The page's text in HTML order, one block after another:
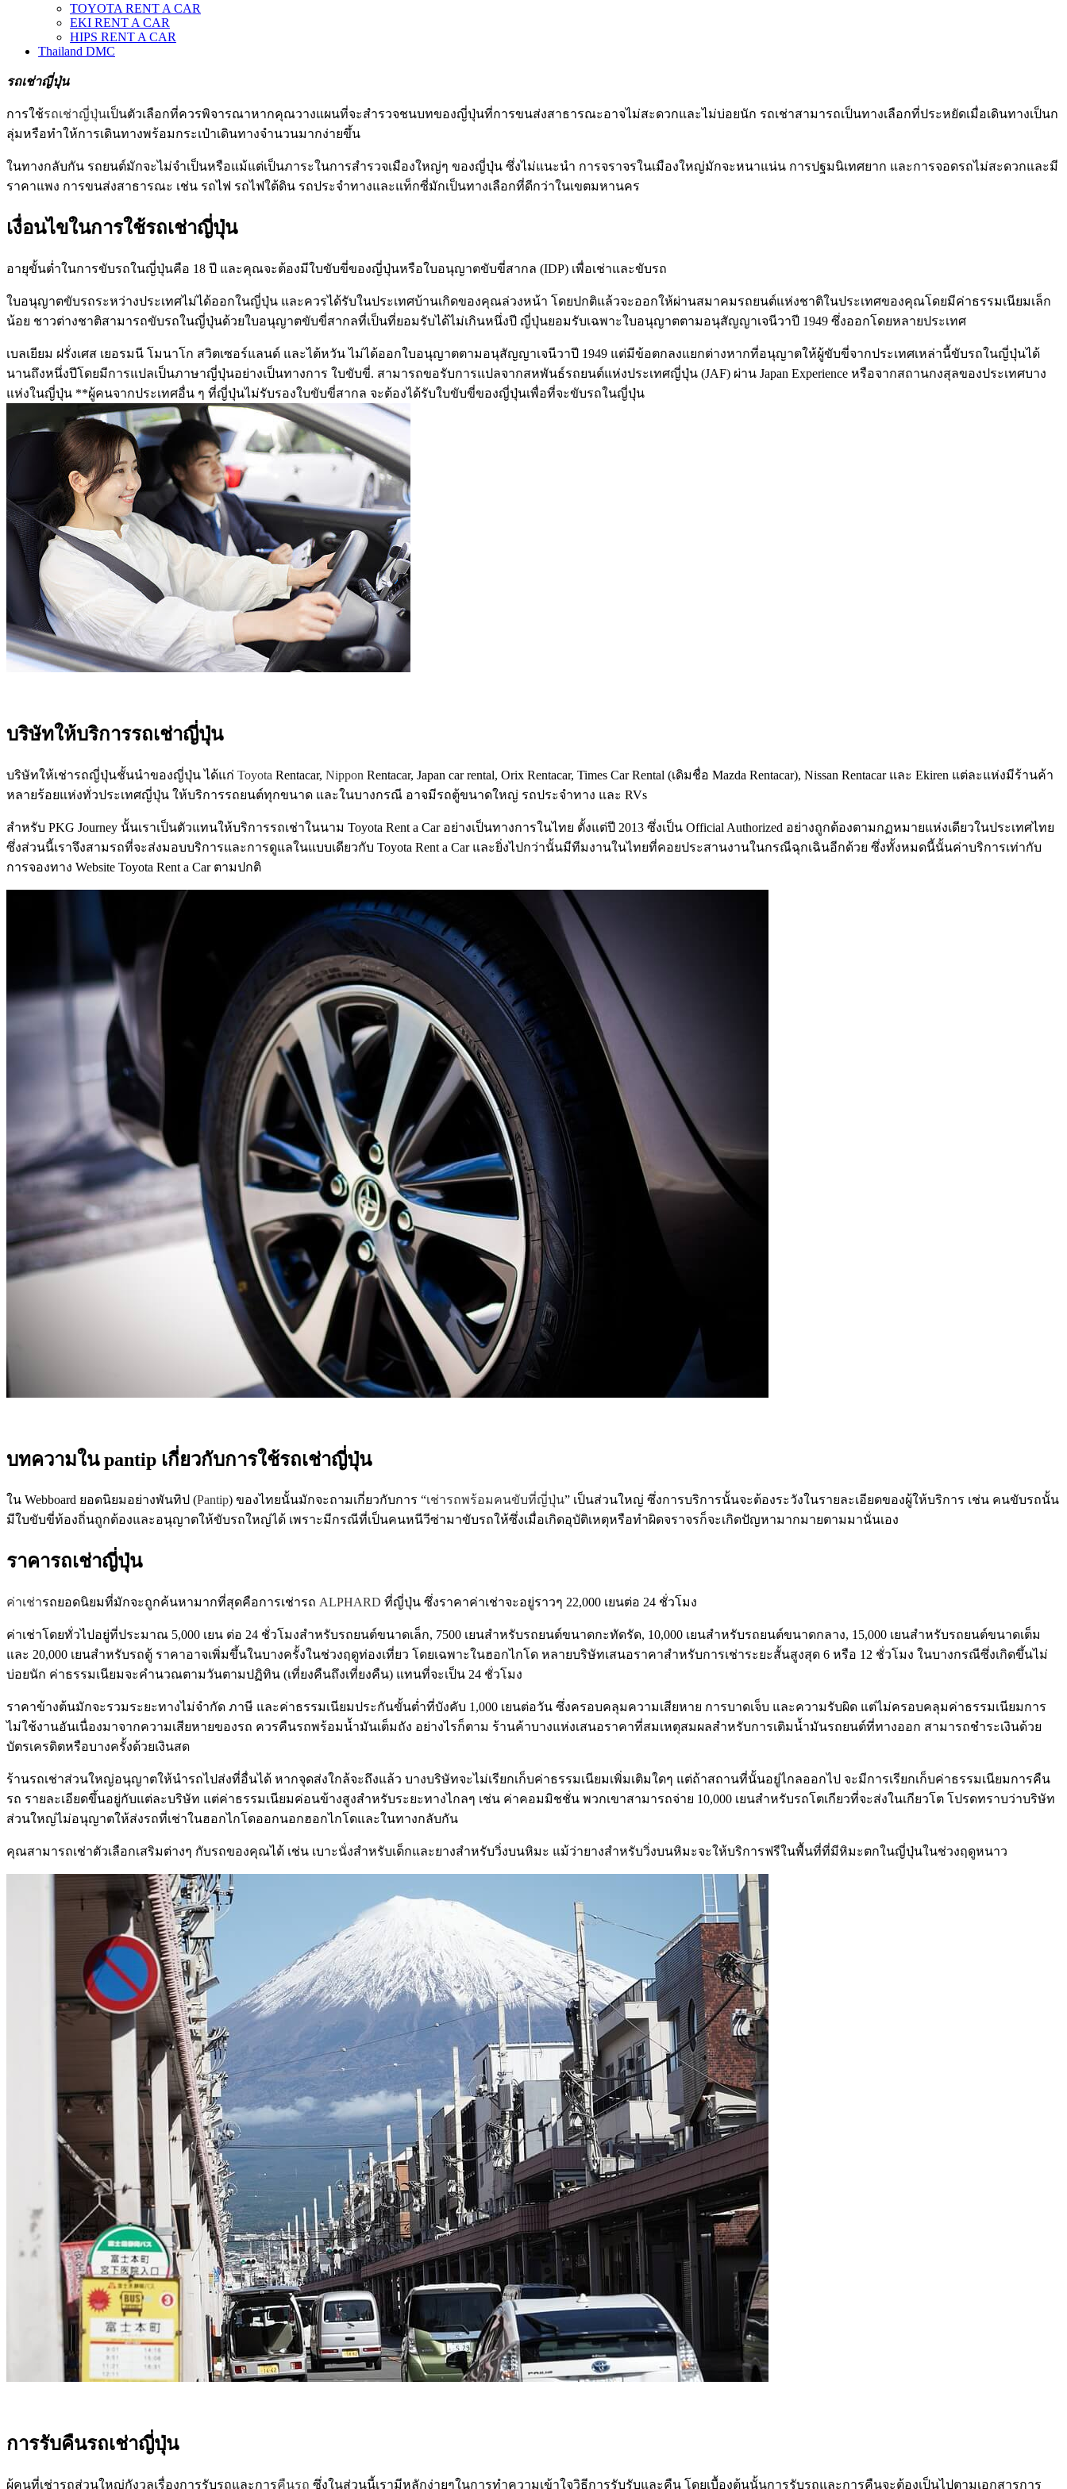
TOYOTA RENT A CAR
EKI RENT A CAR
HIPS RENT A CAR
Thailand DMC
รถเช่าญี่ปุ่น
การใช้รถเช่าญี่ปุ่นเป็นตัวเลือกที่ควรพิจารณาหากคุณวางแผนที่จะสำรวจชนบทของญี่ปุ่นที่การขนส่งสาธารณะอาจไม่สะดวกและไม่บ่อยนัก รถเช่าสามารถเป็นทางเลือกที่ประหยัดเมื่อเดินทางเป็นก
ลุ่มหรือทำให้การเดินทางพร้อมกระเป๋าเดินทางจำนวนมากง่ายขึ้น
ในทางกลับกัน รถยนต์มักจะไม่จำเป็นหรือแม้แต่เป็นภาระในการสำรวจเมืองใหญ่ๆ ของญี่ปุ่น ซึ่งไม่แนะนำ การจราจรในเมืองใหญ่มักจะหนาแน่น การปฐมนิเทศยาก และการจอดรถไม่สะดวกและมี
ราคาแพง การขนส่งสาธารณะ เช่น รถไฟ รถไฟใต้ดิน รถประจำทางและแท็กซี่มักเป็นทางเลือกที่ดีกว่าในเขตมหานคร
เงื่อนไขในการใช้รถเช่าญี่ปุ่น
อายุขั้นต่ำในการขับรถในญี่ปุ่นคือ 18 ปี และคุณจะต้องมีใบขับขี่ของญี่ปุ่นหรือใบอนุญาตขับขี่สากล (IDP) เพื่อเช่าและขับรถ
ใบอนุญาตขับรถระหว่างประเทศไม่ได้ออกในญี่ปุ่น และควรได้รับในประเทศบ้านเกิดของคุณล่วงหน้า โดยปกติแล้วจะออกให้ผ่านสมาคมรถยนต์แห่งชาติในประเทศของคุณโดยมีค่าธรรมเนียมเล็ก
น้อย ชาวต่างชาติสามารถขับรถในญี่ปุ่นด้วยใบอนุญาตขับขี่สากลที่เป็นที่ยอมรับได้ไม่เกินหนึ่งปี ญี่ปุ่นยอมรับเฉพาะใบอนุญาตตามอนุสัญญาเจนีวาปี 1949 ซึ่งออกโดยหลายประเทศ
เบลเยียม ฝรั่งเศส เยอรมนี โมนาโก สวิตเซอร์แลนด์ และไต้หวัน ไม่ได้ออกใบอนุญาตตามอนุสัญญาเจนีวาปี 1949 แต่มีข้อตกลงแยกต่างหากที่อนุญาตให้ผู้ขับขี่จากประเทศเหล่านี้ขับรถในญี่ปุ่นได้
นานถึงหนึ่งปีโดยมีการแปลเป็นภาษาญี่ปุ่นอย่างเป็นทางการ ใบขับขี่. สามารถขอรับการแปลจากสหพันธ์รถยนต์แห่งประเทศญี่ปุ่น (JAF) ผ่าน Japan Experience หรือจากสถานกงสุลของประเทศบาง
แห่งในญี่ปุ่น **ผู้คนจากประเทศอื่น ๆ ที่ญี่ปุ่นไม่รับรองใบขับขี่สากล จะต้องได้รับใบขับขี่ของญี่ปุ่นเพื่อที่จะขับรถในญี่ปุ่น
บริษัทให้บริการรถเช่าญี่ปุ่น
บริษัทให้เช่ารถญี่ปุ่นชั้นนำของญี่ปุ่น ได้แก่ Toyota Rentacar, Nippon Rentacar, Japan car rental, Orix Rentacar, Times Car Rental (เดิมชื่อ Mazda Rentacar), Nissan Rentacar และ Ekiren แต่ละแห่งมีร้านค้า
หลายร้อยแห่งทั่วประเทศญี่ปุ่น ให้บริการรถยนต์ทุกขนาด และในบางกรณี อาจมีรถตู้ขนาดใหญ่ รถประจำทาง และ RVs
สำหรับ PKG Journey นั้นเราเป็นตัวแทนให้บริการรถเช่าในนาม Toyota Rent a Car อย่างเป็นทางการในไทย ตั้งแต่ปี 2013 ซึ่งเป็น Official Authorized อย่างถูกต้องตามกฏหมายแห่งเดียวในประเทศไทย
ซึ่งส่วนนี้เราจึงสามรถที่จะส่งมอบบริการและการดูแลในแบบเดียวกับ Toyota Rent a Car และยิ่งไปกว่านั้นมีทีมงานในไทยที่คอยประสานงานในกรณีฉุกเฉินอีกด้วย ซึ่งทั้งหมดนี้นั้นค่าบริการเท่ากับ
การจองทาง Website Toyota Rent a Car ตามปกติ
บทความใน pantip เกี่ยวกับการใช้รถเช่าญี่ปุ่น
ใน Webboard ยอดนิยมอย่างพันทิป (Pantip) ของไทยนั้นมักจะถามเกี่ยวกับการ “เช่ารถพร้อมคนขับที่ญี่ปุ่น” เป็นส่วนใหญ่ ซึ่งการบริการนั้นจะต้องระวังในรายละเอียดของผู้ให้บริการ เช่น คนขับรถนั้น
มีใบขับขี่ท้องถิ่นถูกต้องและอนุญาตให้ขับรถใหญ่ได้ เพราะมีกรณีที่เป็นคนหนีวีซ่ามาขับรถให้ซึ่งเมื่อเกิดอุบัติเหตุหรือทำผิดจราจรก็จะเกิดปัญหามากมายตามมานั่นเอง
ราคารถเช่าญี่ปุ่น
ค่าเช่ารถยอดนิยมที่มักจะถูกค้นหามากที่สุดคือการเช่ารถ ALPHARD ที่ญี่ปุ่น ซึ่งราคาค่าเช่าจะอยู่ราวๆ 22,000 เยนต่อ 24 ชั่วโมง
ค่าเช่าโดยทั่วไปอยู่ที่ประมาณ 5,000 เยน ต่อ 24 ชั่วโมงสำหรับรถยนต์ขนาดเล็ก, 7500 เยนสำหรับรถยนต์ขนาดกะทัดรัด, 10,000 เยนสำหรับรถยนต์ขนาดกลาง, 15,000 เยนสำหรับรถยนต์ขนาดเต็ม
และ 20,000 เยนสำหรับรถตู้ ราคาอาจเพิ่มขึ้นในบางครั้งในช่วงฤดูท่องเที่ยว โดยเฉพาะในฮอกไกโด หลายบริษัทเสนอราคาสำหรับการเช่าระยะสั้นสูงสุด 6 หรือ 12 ชั่วโมง ในบางกรณีซึ่งเกิดขึ้นไม่
บ่อยนัก ค่าธรรมเนียมจะคำนวณตามวันตามปฏิทิน (เที่ยงคืนถึงเที่ยงคืน) แทนที่จะเป็น 24 ชั่วโมง
ราคาข้างต้นมักจะรวมระยะทางไม่จำกัด ภาษี และค่าธรรมเนียมประกันขั้นต่ำที่บังคับ 1,000 เยนต่อวัน ซึ่งครอบคลุมความเสียหาย การบาดเจ็บ และความรับผิด แต่ไม่ครอบคลุมค่าธรรมเนียมการ
ไม่ใช้งานอันเนื่องมาจากความเสียหายของรถ ควรคืนรถพร้อมน้ำมันเต็มถัง อย่างไรก็ตาม ร้านค้าบางแห่งเสนอราคาที่สมเหตุสมผลสำหรับการเติมน้ำมันรถยนต์ที่ทางออก สามารถชำระเงินด้วย
บัตรเครดิตหรือบางครั้งด้วยเงินสด
ร้านรถเช่าส่วนใหญ่อนุญาตให้นำรถไปส่งที่อื่นได้ หากจุดส่งใกล้จะถึงแล้ว บางบริษัทจะไม่เรียกเก็บค่าธรรมเนียมเพิ่มเติมใดๆ แต่ถ้าสถานที่นั้นอยู่ไกลออกไป จะมีการเรียกเก็บค่าธรรมเนียมการคืน
รถ รายละเอียดขึ้นอยู่กับแต่ละบริษัท แต่ค่าธรรมเนียมค่อนข้างสูงสำหรับระยะทางไกลๆ เช่น ค่าคอมมิชชั่น พวกเขาสามารถจ่าย 10,000 เยนสำหรับรถโตเกียวที่จะส่งในเกียวโต โปรดทราบว่าบริษัท
ส่วนใหญ่ไม่อนุญาตให้ส่งรถที่เช่าในฮอกไกโดออกนอกฮอกไกโดและในทางกลับกัน
คุณสามารถเช่าตัวเลือกเสริมต่างๆ กับรถของคุณได้ เช่น เบาะนั่งสำหรับเด็กและยางสำหรับวิ่งบนหิมะ แม้ว่ายางสำหรับวิ่งบนหิมะจะให้บริการฟรีในพื้นที่ที่มีหิมะตกในญี่ปุ่นในช่วงฤดูหนาว
การรับคืนรถเช่าญี่ปุ่น
ผู้คนที่เช่ารถส่วนใหญ่กังวลเรื่องการรับรถและการคืนรถ ซึ่งในส่วนนี้เรามีหลักง่ายๆในการทำความเข้าใจวิธีการรับรับและคืน โดยเบื้องต้นนั้นการรับรถและการคืนจะต้องเป็นไปตามเอกสารการ